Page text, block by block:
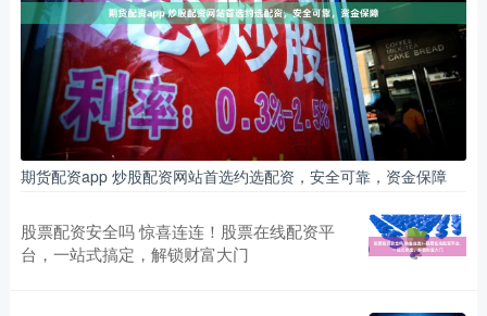
期货配资app 炒股配资网站首选约选配资，安全可靠，资金保障
股票配资安全吗 惊喜连连！股票在线配资平
台，一站式搞定，解锁财富大门